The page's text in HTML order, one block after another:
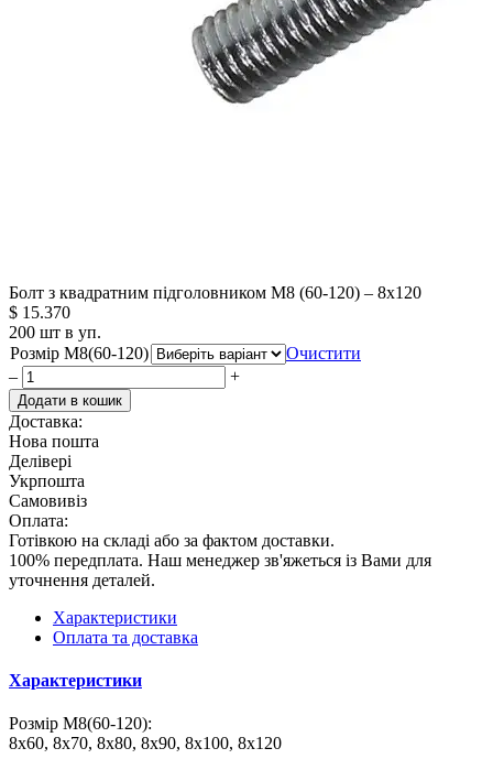
Болт з квадратним підголовником М8 (60-120) – 8х120
$ 15.370
200 шт в уп.
Розмір М8(60-120)
Очистити
–
+
Додати в кошик
Доставка:
Нова пошта
Делівері
Укрпошта
Самовивіз
Оплата:
Готівкою на складі або за фактом доставки.
100% передплата. Наш менеджер зв'яжеться із Вами для
уточнення деталей.
Характеристики
Оплата та доставка
Характеристики
Розмір М8(60-120):
8х60, 8х70, 8х80, 8х90, 8х100, 8х120